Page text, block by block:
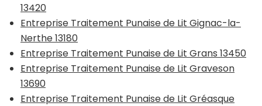
13420
Entreprise Traitement Punaise de Lit Gignac-la-
Nerthe 13180
Entreprise Traitement Punaise de Lit Grans 13450
Entreprise Traitement Punaise de Lit Graveson
13690
Entreprise Traitement Punaise de Lit Gréasque